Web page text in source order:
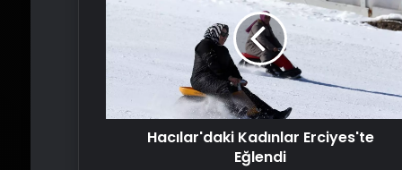
Erciyes'te
Hacılar'daki Kadınlar Erciyes'te
Eğlendi